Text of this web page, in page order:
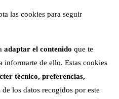
las cookies para seguir
adaptar el contenido que te
informarte de ello. Estas cookies
técnico, preferencias,
los datos recogidos por este